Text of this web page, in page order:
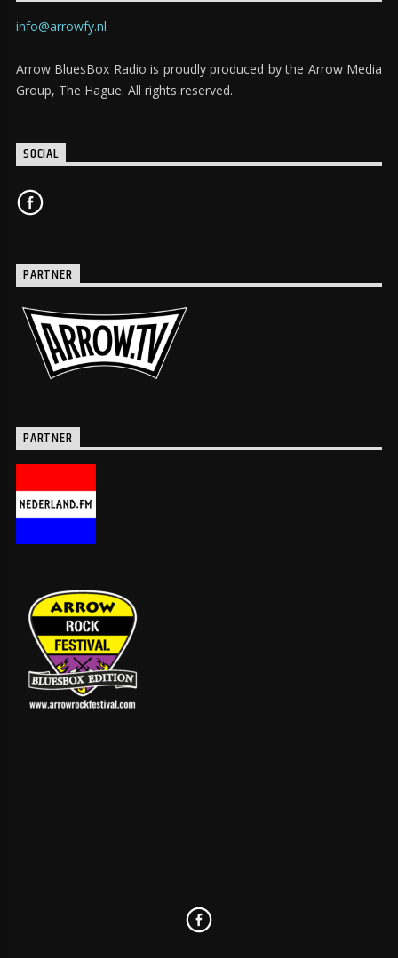
info@arrowfy.nl
Arrow BluesBox Radio is proudly produced by the Arrow Media
Group, The Hague. All rights reserved.
SOCIAL
PARTNER
PARTNER